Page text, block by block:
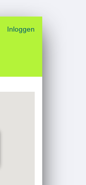
Inloggen